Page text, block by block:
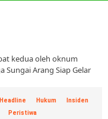
Headline Hukum
Insiden
Peristiwa